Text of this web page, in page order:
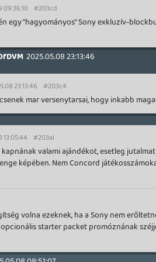
09:36:10 #203cd
egy "hagyományos" Sony exkluzív-
2025.05.08 23:13:46
23:13:46 #203c4
mar versenytarsai, hogy inkabb
13:05:44 #203ai
valami ajándékot, esetleg
képében. Nem Concord
volna ezeknek, ha a Sony nem
starter packet promóznának